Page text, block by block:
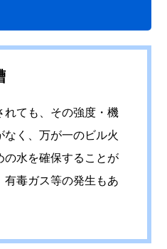
れても、その強度・機
く、万が一のビル火
の水を確保することが
有毒ガス等の発生もあ